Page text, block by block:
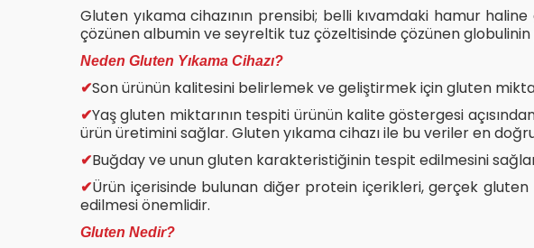
Gluten yıkama cihazının prensibi; belli kıvamdaki hamur
çözünen albumin ve seyreltik tuz çözeltisinde çözünen
Neden Gluten Yıkama Cihazı?
✔Son ürünün kalitesini belirlemek ve geliştirmek için gluten
✔Yaş gluten miktarının tespiti ürünün kalite göstergesi
ürün üretimini sağlar. Gluten yıkama cihazı ile bu veriler en
✔Buğday ve unun gluten karakteristiğinin tespit edilmesini
✔Ürün içerisinde bulunan diğer protein içerikleri, gerçek
edilmesi önemlidir.
Gluten Nedir?